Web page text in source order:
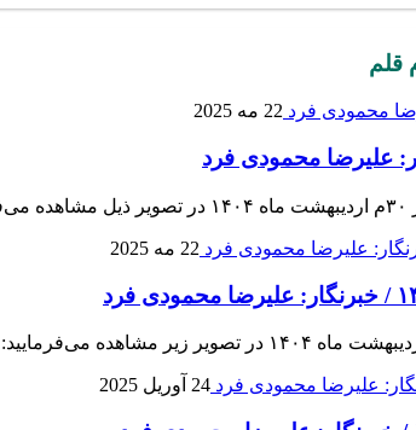
22 مه 2025
22 مه 2025
24 آوریل 2025